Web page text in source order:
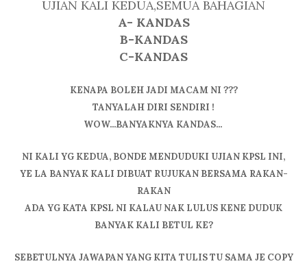
UJIAN KALI KEDUA,SEMUA BAHAGIAN
A- KANDAS
B-KANDAS
C-KANDAS
KENAPA BOLEH JADI MACAM NI ???
TANYALAH DIRI SENDIRI !
WOW...BANYAKNYA KANDAS...
NI KALI YG KEDUA, BONDE MENDUDUKI UJIAN KPSL INI,
YE LA BANYAK KALI DIBUAT RUJUKAN BERSAMA RAKAN-
RAKAN
ADA YG KATA KPSL NI KALAU NAK LULUS KENE DUDUK
BANYAK KALI BETUL KE?
SEBETULNYA JAWAPAN YANG KITA TULIS TU SAMA JE COPY